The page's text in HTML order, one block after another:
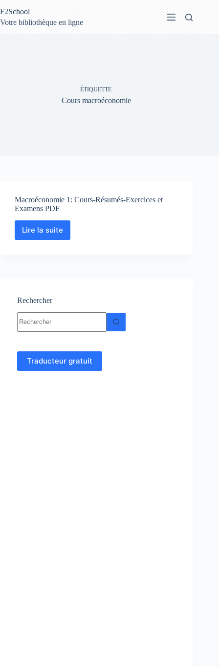
au
contenu
F2School
Votre bibliothèque en ligne
ÉTIQUETTE
Cours macroéconomie
Macroéconomie 1: Cours-Résumés-Exercices et
Examens PDF
Lire la suiteMacroéconomie
PDF
Rechercher
résultat
Traducteur gratuit